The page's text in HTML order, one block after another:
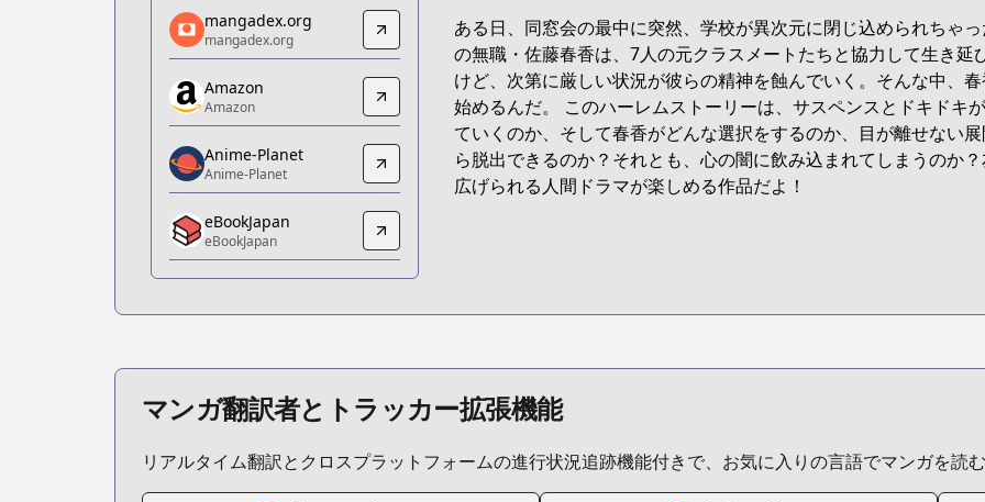
mangadex.org
mangadex.org
https://mangadex.org/title/564046e1-2919-4f8b-93cc-907b36256534
Amazon
Amazon
https://www.amazon.co.jp/dp/B0B9625KWF
Anime-Planet
Anime-Planet
https://www.anime-planet.com/manga/boku-wa-kimitachi-wo-shihai-suru
eBookJapan
eBookJapan
Kitsu
https://kitsu.app/manga/63892
CDJapan
mangadex.org
mangadex.org
Amazon
Amazon
Anime-Planet
Anime-Planet
eBookJapan
eBookJapan
ある日、同窓会の最中に突然、学校が異次元に閉じ込められちゃ
の無職・佐藤春香は、7人の元クラスメートたちと協力して生き
けど、次第に厳しい状況が彼らの精神を蝕んでいく。そんな中、
始めるんだ。 このハーレムストーリーは、サスペンスとドキドキ
ていくのか、そして春香がどんな選択をするのか、目が離せない
ら脱出できるのか？それとも、心の闇に飲み込まれてしまうのか
広げられる人間ドラマが楽しめる作品だよ！
マンガ翻訳者とトラッカー拡張機能
リアルタイム翻訳とクロスプラットフォームの進行状況追跡機能付きで、お気に入りの言語でマンガを読